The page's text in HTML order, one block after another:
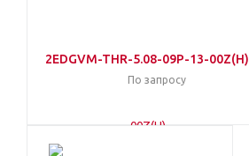
2EDGVM-THR-5.08-09P-13-00Z(H)
По запросу